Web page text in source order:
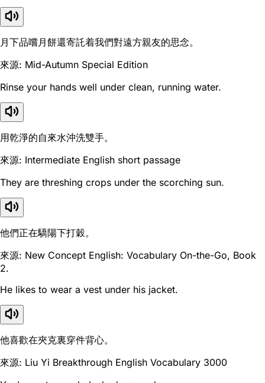
月下品嚐月餅還寄託着我們對遠方親友的思念。
來源: Mid-Autumn Special Edition
Rinse your hands well under clean, running water.
用乾淨的自來水沖洗雙手。
來源: Intermediate English short passage
They are threshing crops under the scorching sun.
他們正在驕陽下打穀。
來源: New Concept English: Vocabulary On-the-Go, Book
2.
He likes to wear a vest under his jacket.
他喜歡在夾克裏穿件背心。
來源: Liu Yi Breakthrough English Vocabulary 3000